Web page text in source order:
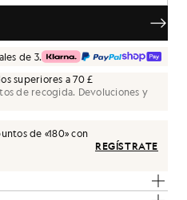
de 3.
superiores a 70 £
de recogida. Devoluciones y
de «180» con
REGÍSTRATE